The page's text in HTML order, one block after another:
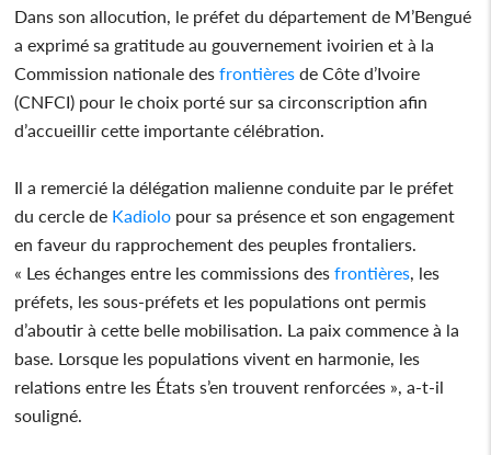
Dans son allocution, le préfet du département de M’Bengué
a exprimé sa gratitude au gouvernement ivoirien et à la
Commission nationale des frontières de Côte d’Ivoire
(CNFCI) pour le choix porté sur sa circonscription afin
d’accueillir cette importante célébration.
Il a remercié la délégation malienne conduite par le préfet
du cercle de Kadiolo pour sa présence et son engagement
en faveur du rapprochement des peuples frontaliers.
« Les échanges entre les commissions des frontières , les
préfets, les sous-préfets et les populations ont permis
d’aboutir à cette belle mobilisation. La paix commence à la
base. Lorsque les populations vivent en harmonie, les
relations entre les États s’en trouvent renforcées », a-t-il
souligné.